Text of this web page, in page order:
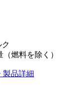
燃料を除く）
製品詳細